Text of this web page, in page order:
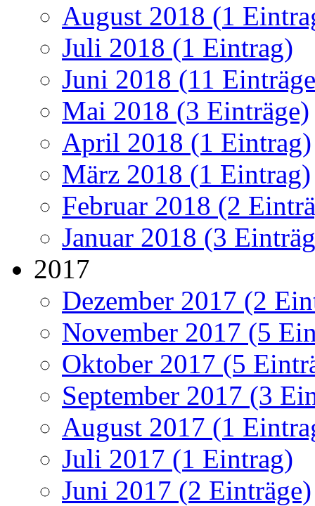
August 2018 (1
Juli 2018 (1 Eintrag)
Juni 2018 (11
Mai 2018 (3 Einträge)
April 2018 (1 Eintrag)
März 2018 (1 Eintrag)
Februar 2018 (2
Januar 2018 (3
2017
Dezember 2017 (2
November 2017 (5
Oktober 2017 (5
September 2017 (3
August 2017 (1
Juli 2017 (1 Eintrag)
Juni 2017 (2 Einträge)